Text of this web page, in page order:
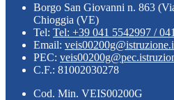
Borgo San Giovanni n. 863
Chioggia (VE)
Tel: Tel: +39 041 5542997 /
Email:
PEC:
C.F.: 81002030278
Cod. Min. VEIS00200G